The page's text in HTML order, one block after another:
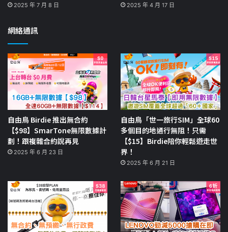
2025 年 7 月 8 日 2025 年 4 月 17 日
網絡通訊
自由鳥 Birdie 推出無合約
【$98】SmarTone無限數據計
劃！跟複雜合約說再見
2025 年 6 月 23 日
自由鳥「世一旅行SIM」全球60
多個目的地通行無阻！只需
【$15】Birdie陪你輕鬆遊走世
界！
2025 年 6 月 21 日